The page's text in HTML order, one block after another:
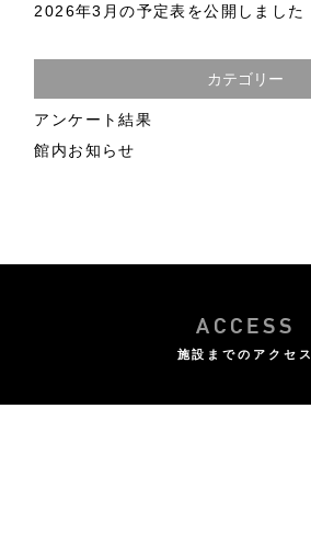
2026年3月の予定表を公開しました
カテゴリー
アンケート結果
館内お知らせ
ACCESS
施設までのアクセス